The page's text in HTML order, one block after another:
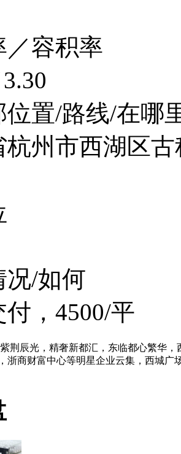
／容积率
位置/路线/在哪
杭州市西湖区
况/如何
，4500/平
荆辰光，精奢新都汇，东临都心繁华
浙商财富中心等明星企业云集，西城广